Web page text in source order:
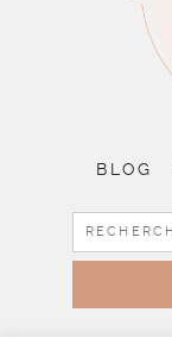
BLOG